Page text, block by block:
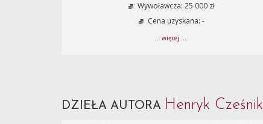
Wywoławcza: 25 000 zł
Cena uzyskana: -
... więcej ...
DZIEŁA AUTORA Henryk Cześnik